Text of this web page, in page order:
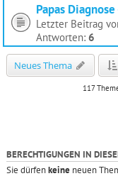
Papas
Letzter Beitrag
Antworten: 6
Neues Thema
117
BERECHTIGUNGEN IN
Sie dürfenkeine neuen